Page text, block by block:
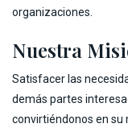
organizaciones.
Nuestra
Satisfacer las
demás partes
convirtiéndonos en su